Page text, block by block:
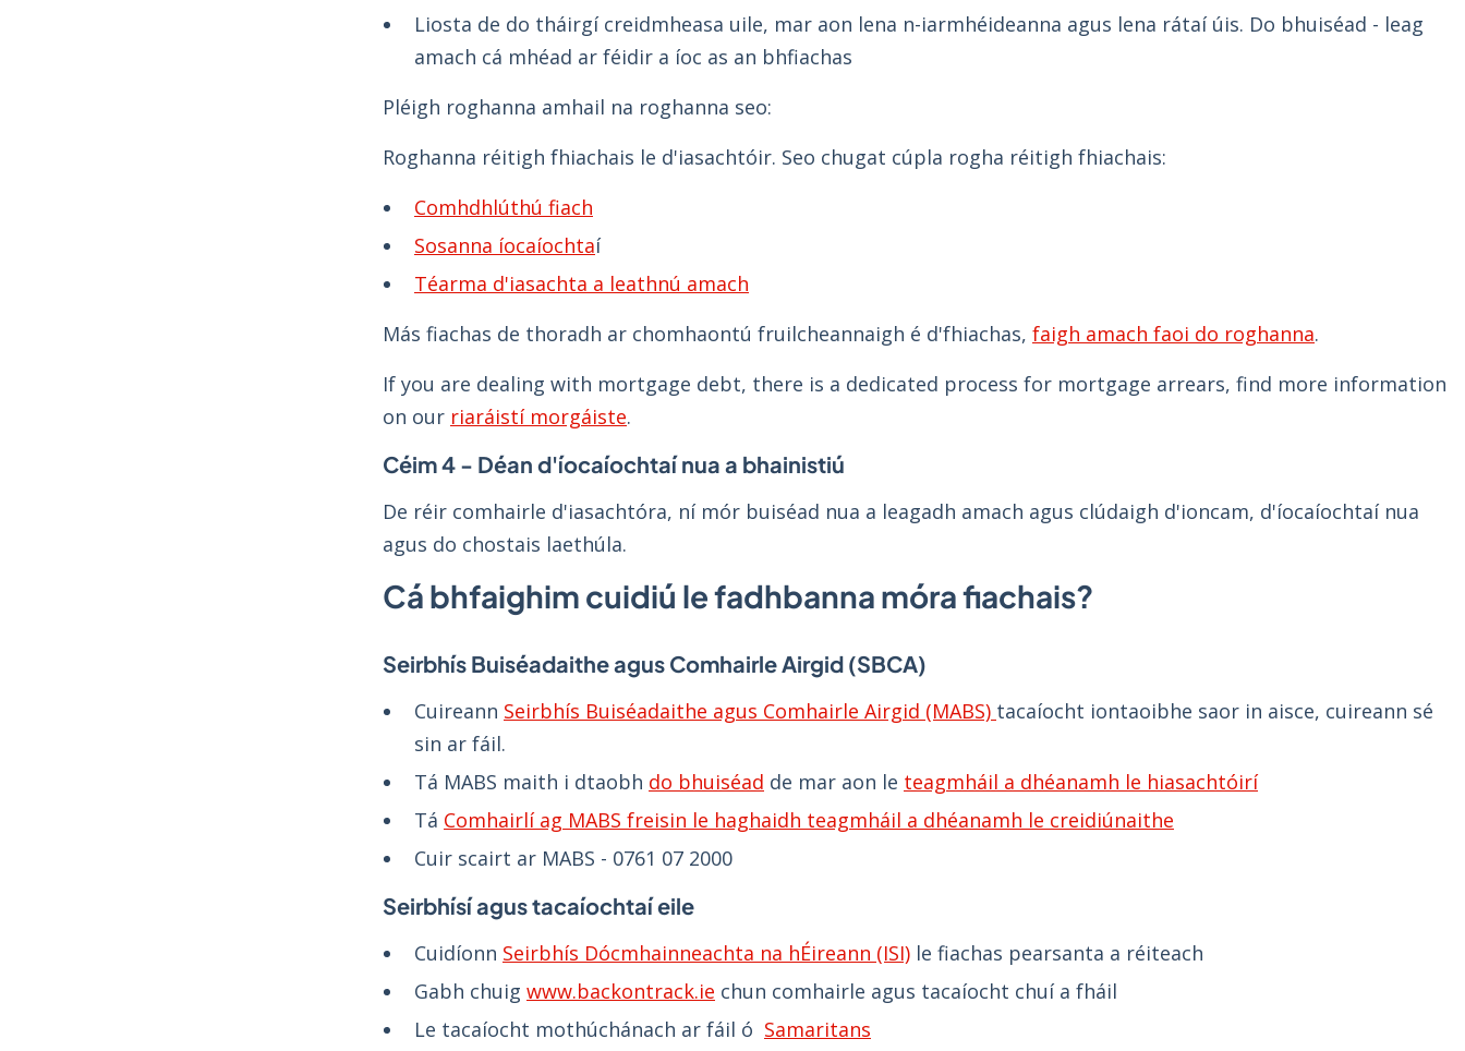
Liosta de do tháirgí creidmheasa uile, mar aon lena n-iarmhéideanna agus lena rátaí úis. Do bhuiséad - leag
amach cá mhéad ar féidir a íoc as an bhfiachas
Pléigh roghanna amhail na roghanna seo:
Roghanna réitigh fhiachais le d'iasachtóir. Seo chugat cúpla rogha réitigh fhiachais:
Comhdhlúthú fiach
Sosanna íocaíochtaí
Téarma d'iasachta a leathnú amach
Más fiachas de thoradh ar chomhaontú fruilcheannaigh é d'fhiachas, faigh amach faoi do roghanna.
If you are dealing with mortgage debt, there is a dedicated process for mortgage arrears, find more information
on our riaráistí morgáiste.
Céim 4 - Déan d'íocaíochtaí nua a bhainistiú
De réir comhairle d'iasachtóra, ní mór buiséad nua a leagadh amach agus clúdaigh d'ioncam, d'íocaíochtaí nua
agus do chostais laethúla.
Cá bhfaighim cuidiú le fadhbanna móra fiachais?
Seirbhís Buiséadaithe agus Comhairle Airgid (SBCA)
Cuireann Seirbhís Buiséadaithe agus Comhairle Airgid (MABS) tacaíocht iontaoibhe saor in aisce, cuireann sé
sin ar fáil.
Tá MABS maith i dtaobh do bhuiséad de mar aon le teagmháil a dhéanamh le hiasachtóirí
Tá Comhairlí ag MABS freisin le haghaidh teagmháil a dhéanamh le creidiúnaithe
Cuir scairt ar MABS - 0761 07 2000
Seirbhísí agus tacaíochtaí eile
Cuidíonn Seirbhís Dócmhainneachta na hÉireann (ISI) le fiachas pearsanta a réiteach
Gabh chuig www.backontrack.ie chun comhairle agus tacaíocht chuí a fháil
Le tacaíocht mothúchánach ar fáil ó Samaritans